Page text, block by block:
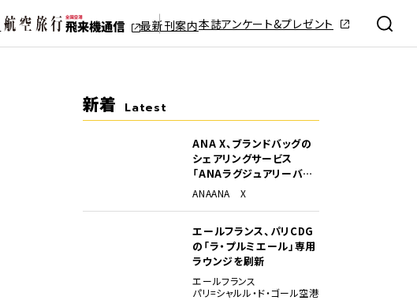
最新刊案内本誌アンケート&プレゼント
新着 Latest
ANA X、ブランドバッグの
シェアリングサービス
「ANAラグジュアリーバッ
グ」開始
ANAANA X
エールフランス、パリCDG
の「ラ・プルミエール」専用
ラウンジを刷新
エールフランス
パリ=シャルル・ド・ゴール空港